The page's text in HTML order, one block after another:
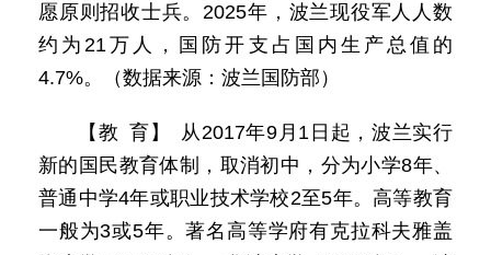
愿原则招收士兵。2025年，波兰现役军人人数
约为21万人，国防开支占国内生产总值的
4.7%。（数据来源：波兰国防部）
【教 育】 从2017年9月1日起，波兰实行
新的国民教育体制，取消初中，分为小学8年、
普通中学4年或职业技术学校2至5年。高等教育
一般为3或5年。著名高等学府有克拉科夫雅盖